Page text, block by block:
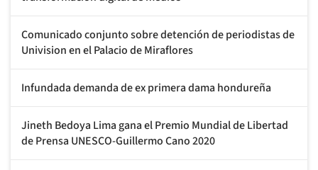
Comunicado conjunto sobre detención de periodistas de
Univision en el Palacio de Miraflores
Infundada demanda de ex primera dama hondureña
Jineth Bedoya Lima gana el Premio Mundial de Libertad
de Prensa UNESCO-Guillermo Cano 2020